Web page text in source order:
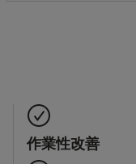
作業性改善